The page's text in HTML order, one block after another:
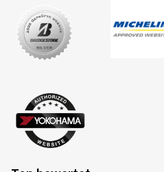
Michael P., Deutschland
Felgengröße in Zoll:
Farbe:BLACK FRONT POLISH
Felgen montiert auf: